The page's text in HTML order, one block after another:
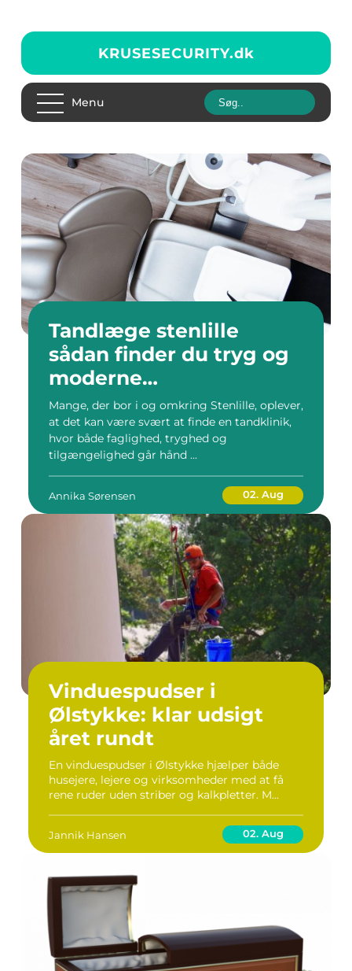
KRUSESECURITY.dk
Menu
Tandlæge stenlille
sådan finder du tryg og
moderne
tandbehandling tæt på
Mange, der bor i og omkring Stenlille, oplever,
at det kan være svært at finde en tandklinik,
hvor både faglighed, tryghed og
tilgængelighed går hånd ...
Annika Sørensen 02. Aug
Vinduespudser i
Ølstykke: klar udsigt
året rundt
En vinduespudser i Ølstykke hjælper både
husejere, lejere og virksomheder med at få
rene ruder uden striber og kalkpletter. M...
Jannik Hansen 02. Aug